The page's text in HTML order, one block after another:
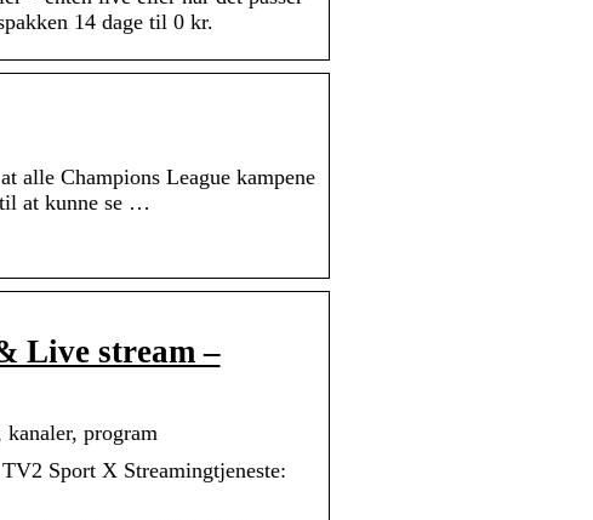
14 dage til 0 kr.
alle Champions League kampene
at kunne se …
Live stream –
program
Sport X Streamingtjeneste: